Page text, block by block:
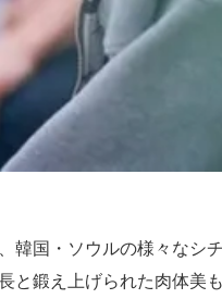
韓国・ソウルの様々なシ
と鍛え上げられた肉体美